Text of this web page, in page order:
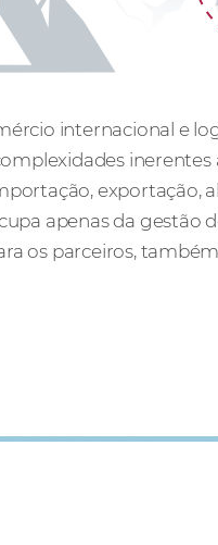
internacional e
inerentes
exportação,
apenas da gestão
os parceiros,